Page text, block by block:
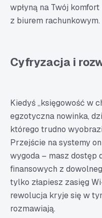
wpłyną na Twój
z biurem rachunkowym.
Cyfryzacja i
Kiedyś „księgowość w
egzotyczna nowinka,
którego trudno
Przejście na systemy
wygoda – masz dostęp
finansowych z
tylko złapiesz zasięg
rewolucja kryje się w
rozmawiają.